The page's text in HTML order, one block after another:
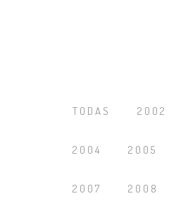
TODAS 2002
2004 2005
2007 2008